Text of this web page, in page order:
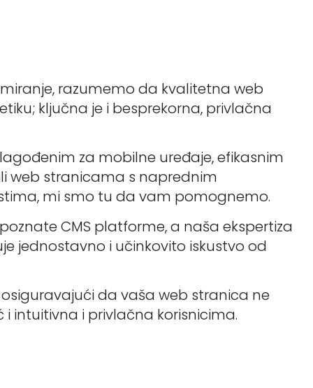
razumemo da kvalitetna web
ključna je i besprekorna, privlačna
za mobilne uređaje, efikasnim
web stranicama s naprednim
mi smo tu da vam pomognemo.
CMS platforme, a naša ekspertiza
jednostavno i učinkovito iskustvo od
osiguravajući da vaša web stranica ne
intuitivna i privlačna korisnicima.